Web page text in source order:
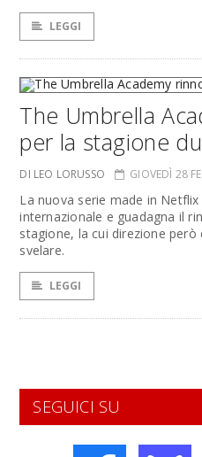
LEGGI
The Umbrella
per la stagione
DI LEO LORUSSO GIOVEDÌ 28
La nuova serie made in
internazionale e guadagna il
stagione, la cui direzione
svelare.
LEGGI
SEGUICI SU